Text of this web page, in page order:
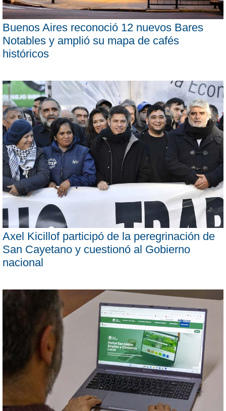
Buenos Aires reconoció 12 nuevos Bares
Notables y amplió su mapa de cafés
históricos
Axel Kicillof participó de la peregrinación de
San Cayetano y cuestionó al Gobierno
nacional